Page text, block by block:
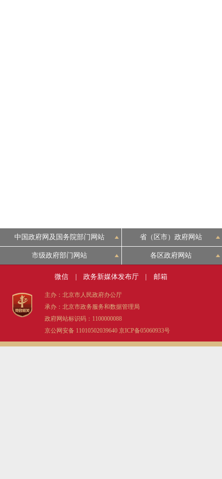
中国政府网及国务院部门网站 省（区市）政府网站
市级政府部门网站 各区政府网站
微信 政务新媒体发布厅 邮箱
主办：北京市人民政府办公厅
承办：北京市政务服务和数据管理局
政府网站标识码：1100000088
京公网安备 11010502039640 京ICP备05060933号